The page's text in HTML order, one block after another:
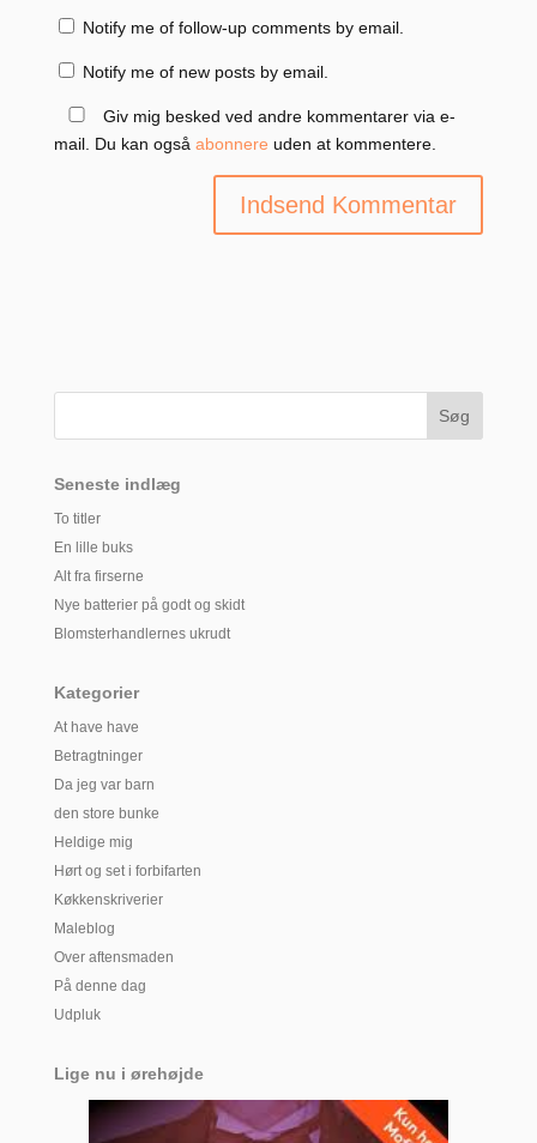
Notify me of follow-up comments by email.
Notify me of new posts by email.
Giv mig besked ved andre kommentarer via e-
mail. Du kan også abonnere uden at kommentere.
Seneste indlæg
To titler
En lille buks
Alt fra firserne
Nye batterier på godt og skidt
Blomsterhandlernes ukrudt
Kategorier
At have have
Betragtninger
Da jeg var barn
den store bunke
Heldige mig
Hørt og set i forbifarten
Køkkenskriverier
Maleblog
Over aftensmaden
På denne dag
Udpluk
Lige nu i ørehøjde